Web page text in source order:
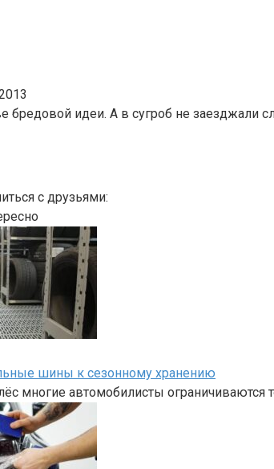
бредовой идеи. А в сугроб не заезджали
с друзьями:
шины к сезонному хранению
многие автомобилисты